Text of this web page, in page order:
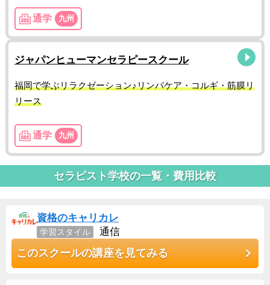
通学 九州
ジャパンヒューマンセラピースクール
福岡で学ぶリラクゼーション♪リンパケア・コルギ・筋膜リ
リース
通学 九州
セラピスト学校の一覧・費用比較
資格のキャリカレ
学習スタイル 通信
このスクールの講座を見てみる